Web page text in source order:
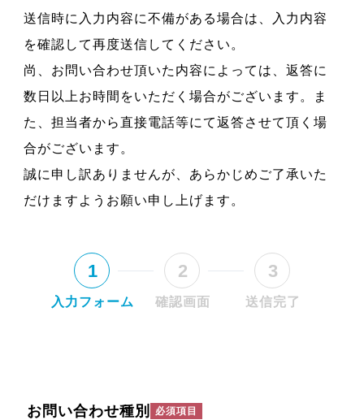
送信時に入力内容に不備がある場合は、入力内容
を確認して再度送信してください。
尚、お問い合わせ頂いた内容によっては、返答に
数日以上お時間をいただく場合がございます。ま
た、担当者から直接電話等にて返答させて頂く場
合がございます。
誠に申し訳ありませんが、あらかじめご了承いた
だけますようお願い申し上げます。
1 2 3
お問い合わせ種別